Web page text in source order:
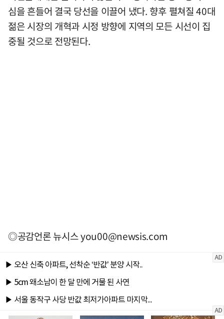
심을 흔들어 결국 당선을 이끌어 냈다. 향후 펼쳐질 40대
젊은 시장의 개혁과 시정 방향에 지역의 모든 시선이 집
중될 것으로 전망된다.
◎공감언론 뉴시스you00@newsis.com